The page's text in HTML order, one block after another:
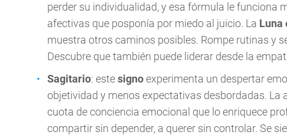
perder su individualidad, y esa fórmula le funciona
afectivas que posponía por miedo al juicio. La Luna
muestra otros caminos posibles. Rompe rutinas y
Descubre que también puede liderar desde la
Sagitario: estesignoexperimenta un despertar
objetividad y menos expectativas desbordadas.
cuota de conciencia emocional que lo enriquece
compartir sin depender, a querer sin controlar. Se